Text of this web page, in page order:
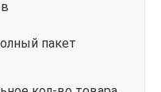
пакет